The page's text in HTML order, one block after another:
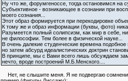
Ну что же, форумгеноссе, тогда остановимся на
Субъективное - возникающее в сознании при
моего сознания...
Этот образ формируется при перекодировке
К тому же и образ информации (буквы, фото)
Разумеется полный солипсизм, как мир в себе,
не философии. Тем более в физической науке...
В очень далекие студенческие времена
но затем абсурд идеалистических доктрин
В принципе, мы с Вами всего лишь обсуждаем
нечто, вроде построений М.Б.Менского....
Нет, не слышите меня. Я не подвергаю